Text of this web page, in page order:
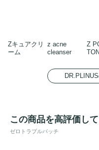
Zキュアクリ
ーム
z acne
cleanser
Z
この商品を高評価し
ゼロトラブルパッチ